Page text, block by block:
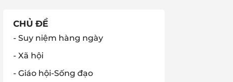
CHỦ ĐỀ
- Suy niệm hàng ngày
- Xã hội
- Giáo hội-Sống đạo